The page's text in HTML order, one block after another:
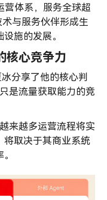
体系，服务全球超
与服务伙伴形成生
施的发展。
核心竞争力
分享了他的核心判
是流量获取能力的竞
来越多运营流程将实
将取决于其商业系统